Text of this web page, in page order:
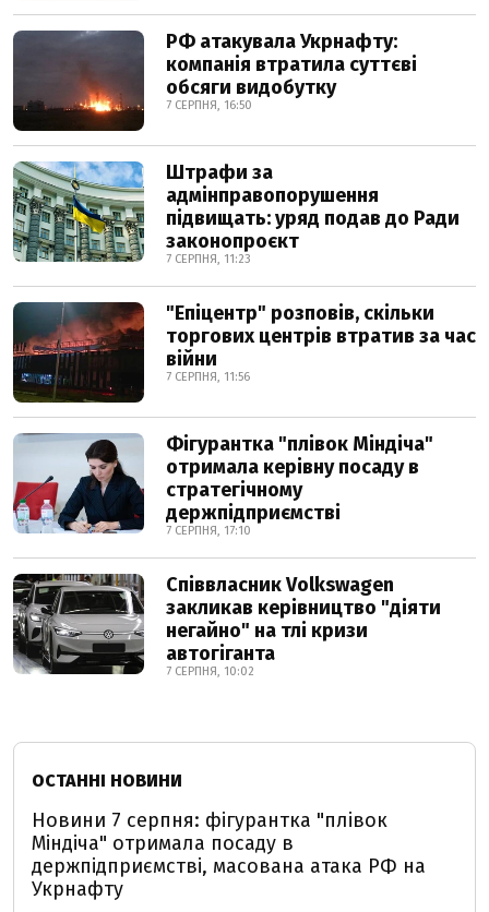
РФ атакувала Укрнафту:
компанія втратила суттєві
обсяги видобутку
7 СЕРПНЯ, 16:50
Штрафи за
адмінправопорушення
підвищать: уряд подав до Ради
законопроєкт
7 СЕРПНЯ, 11:23
"Епіцентр" розповів, скільки
торгових центрів втратив за час
війни
7 СЕРПНЯ, 11:56
Фігурантка "плівок Міндіча"
отримала керівну посаду в
стратегічному
держпідприємстві
7 СЕРПНЯ, 17:10
Співвласник Volkswagen
закликав керівництво "діяти
негайно" на тлі кризи
автогіганта
7 СЕРПНЯ, 10:02
ОСТАННІ НОВИНИ
Новини 7 серпня: фігурантка "плівок
Міндіча" отримала посаду в
держпідприємстві, масована атака РФ на
Укрнафту